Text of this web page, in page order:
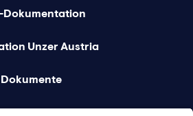
Unzer Austria